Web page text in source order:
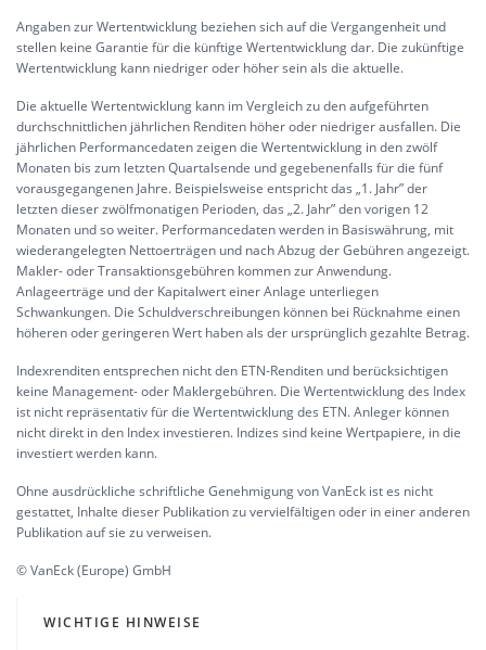
Angaben zur Wertentwicklung beziehen sich auf die Vergangenheit und
stellen keine Garantie für die künftige Wertentwicklung dar. Die zukünftige
Wertentwicklung kann niedriger oder höher sein als die aktuelle.
Die aktuelle Wertentwicklung kann im Vergleich zu den aufgeführten
durchschnittlichen jährlichen Renditen höher oder niedriger ausfallen. Die
jährlichen Performancedaten zeigen die Wertentwicklung in den zwölf
Monaten bis zum letzten Quartalsende und gegebenenfalls für die fünf
vorausgegangenen Jahre. Beispielsweise entspricht das „1. Jahr” der
letzten dieser zwölfmonatigen Perioden, das „2. Jahr” den vorigen 12
Monaten und so weiter. Performancedaten werden in Basiswährung, mit
wiederangelegten Nettoerträgen und nach Abzug der Gebühren angezeigt.
Makler- oder Transaktionsgebühren kommen zur Anwendung.
Anlageerträge und der Kapitalwert einer Anlage unterliegen
Schwankungen. Die Schuldverschreibungen können bei Rücknahme einen
höheren oder geringeren Wert haben als der ursprünglich gezahlte Betrag.
Indexrenditen entsprechen nicht den ETN-Renditen und berücksichtigen
keine Management- oder Maklergebühren. Die Wertentwicklung des Index
ist nicht repräsentativ für die Wertentwicklung des ETN. Anleger können
nicht direkt in den Index investieren. Indizes sind keine Wertpapiere, in die
investiert werden kann.
Ohne ausdrückliche schriftliche Genehmigung von VanEck ist es nicht
gestattet, Inhalte dieser Publikation zu vervielfältigen oder in einer anderen
Publikation auf sie zu verweisen.
© VanEck (Europe) GmbH
WICHTIGE HINWEISE